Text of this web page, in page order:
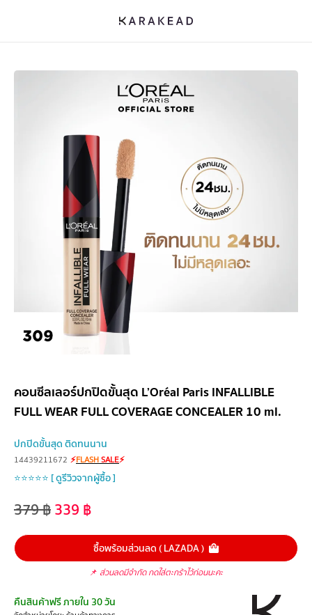
คอนซีลเลอร์ปกปิดขั้นสุด L’Oréal Paris INFALLIBLE
FULL WEAR FULL COVERAGE CONCEALER 10 ml.
ปกปิดขั้นสุด ติดทนนาน
14439211672 ⚡FLASHSALE⚡
⭐⭐⭐⭐⭐ [ ดูรีวิวจากผู้ซื้อ ]
379฿339 ฿
ซื้อพร้อมส่วนลด ( LAZADA )
📌 ส่วนลดมีจำกัด กดใส่ตะกร้าไว้ก่อนนะคะ
คืนสินค้าฟรี ภายใน 30 วัน